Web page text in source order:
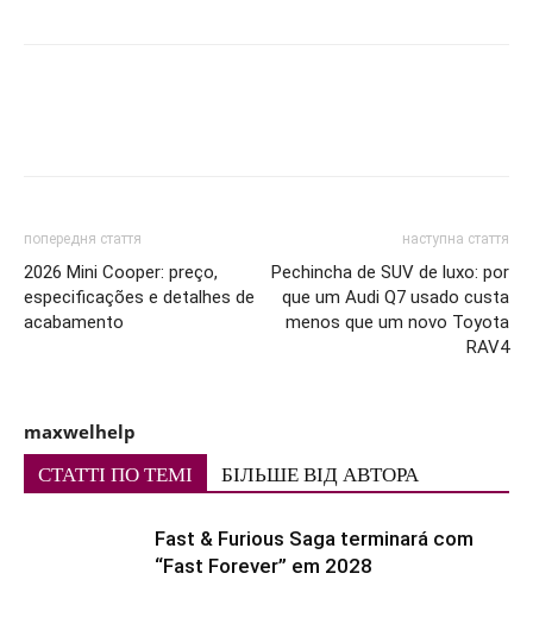
попередня стаття
2026 Mini Cooper: preço,
especificações e detalhes de
acabamento
наступна стаття
Pechincha de SUV de luxo: por
que um Audi Q7 usado custa
menos que um novo Toyota
RAV4
maxwelhelp
СТАТТІ ПО ТЕМІ БІЛЬШЕ ВІД АВТОРА
Fast & Furious Saga terminará com
“Fast Forever” em 2028